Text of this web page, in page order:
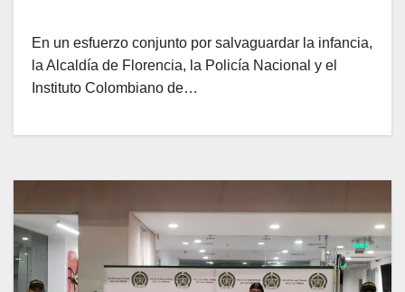
En un esfuerzo conjunto por salvaguardar la infancia,
la Alcaldía de Florencia, la Policía Nacional y el
Instituto Colombiano de…